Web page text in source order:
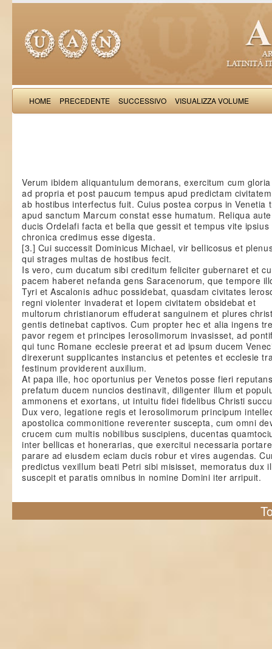
HOME PRECEDENTE SUCCESSIVO VISUALIZZA VOLUME
Verum ibidem aliquantulum demorans, exercitum cum
ad propria et post paucum tempus apud predictam
ab hostibus interfectus fuit. Cuius postea corpus in Venetia
apud sanctum Marcum constat esse humatum. Reliqua
ducis Ordelafi facta et bella que gessit et tempus vite ipsius
chronica credimus esse digesta.
[3.] Cui successit Dominicus Michael, vir bellicosus et
qui strages multas de hostibus fecit.
Is vero, cum ducatum sibi creditum feliciter gubernaret et
pacem haberet nefanda gens Saracenorum, que tempore
Tyri et Ascalonis adhuc possidebat, quasdam civitates
regni violenter invaderat et Iopem civitatem obsidebat et
multorum christianorum effuderat sanguinem et plures
gentis detinebat captivos. Cum propter hec et alia ingens
pavor regem et principes Ierosolimorum invasisset, ad
qui tunc Romane ecclesie preerat et ad ipsum ducem
direxerunt supplicantes instancius et petentes et ecclesie
festinum providerent auxilium.
At papa ille, hoc oportunius per Venetos posse fieri
prefatum ducem nuncios destinavit, diligenter illum et
ammonens et exortans, ut intuitu fidei fidelibus Christi
Dux vero, legatione regis et Ierosolimorum principum
apostolica commonitione reverenter suscepta, cum omni
crucem cum multis nobilibus suscipiens, ducentas
inter bellicas et honerarias, que exercitui necessaria
parare ad eiusdem eciam ducis robur et vires augendas.
predictus vexillum beati Petri sibi misisset, memoratus dux
suscepit et paratis omnibus in nomine Domini iter arripuit.